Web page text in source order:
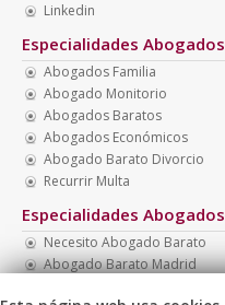
Linkedin
Especialidades Abogados
Abogados Familia
Abogado Monitorio
Abogados Baratos
Abogados Económicos
Abogado Barato Divorcio
Recurrir Multa
Especialidades Abogados
Necesito Abogado Barato
Abogado Barato Madrid